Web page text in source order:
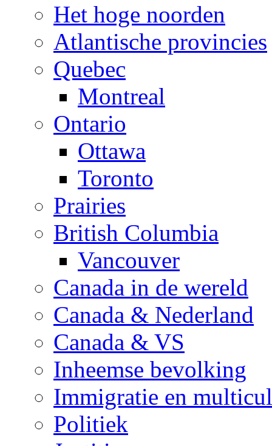
Het hoge noorden
Atlantische provincies
Quebec
Montreal
Ontario
Ottawa
Toronto
Prairies
British Columbia
Vancouver
Canada in de wereld
Canada & Nederland
Canada & VS
Inheemse bevolking
Immigratie en
Politiek